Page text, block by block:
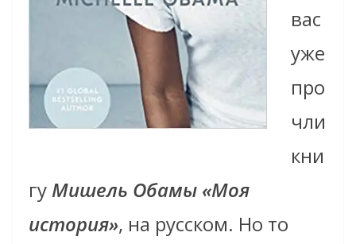
вас
уже
про
чли
кни
гу Мишель Обамы «Моя
история», на русском. Но то